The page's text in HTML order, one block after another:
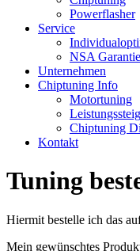
Powerflasher
Service
NSA Garantie
Unternehmen
Chiptuning Info
Motortuning
Chiptuning
Kontakt
Tuning
Hiermit bestelle ich das
Mein gewünschtes